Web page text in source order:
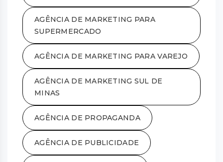
AGÊNCIA DE MARKETING PARA
SUPERMERCADO
AGÊNCIA DE MARKETING PARA VAREJO
AGÊNCIA DE MARKETING SUL DE
MINAS
AGÊNCIA DE PROPAGANDA
AGÊNCIA DE PUBLICIDADE